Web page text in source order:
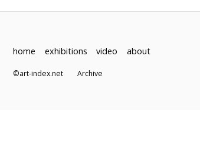
home exhibitions video about
©art-index.netArchive